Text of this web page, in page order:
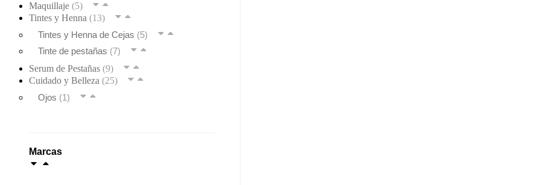
Maquillaje (5)
Tintes y Henna (13)
Tintes y Henna de Cejas (5)
Tinte de pestañas (7)
Serum de Pestañas (9)
Cuidado y Belleza (25)
Ojos (1)
Marcas